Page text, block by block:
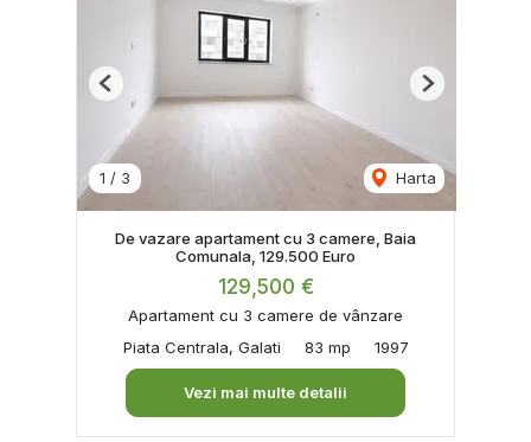
1 / 3 Harta
Previous Next
De vazare apartament cu 3 camere, Baia
Comunala, 129.500 Euro
129,500 €
Apartament cu 3 camere de vânzare
Piata Centrala, Galati
83 mp 1997
Vezi mai multe detalii